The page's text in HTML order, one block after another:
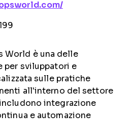
World è una delle
per sviluppatori e
sulle pratiche
all'interno del settore
integrazione
e automazione